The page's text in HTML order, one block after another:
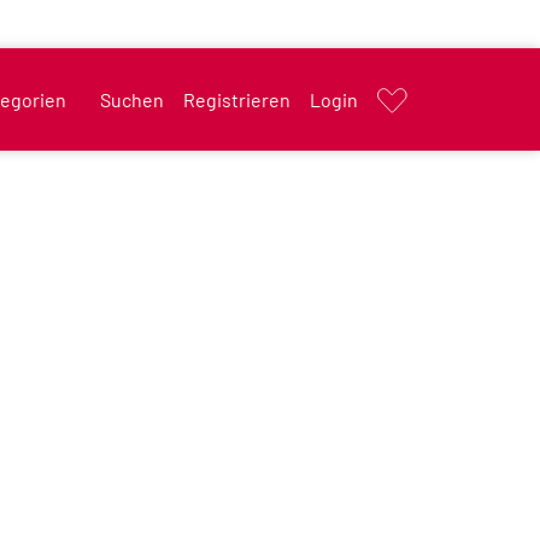
Suchen Registrieren Login